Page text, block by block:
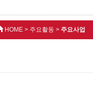
HOME > 주요활동 > 주요사업